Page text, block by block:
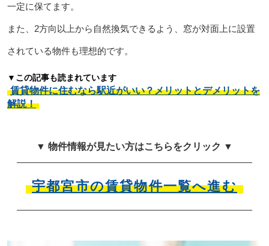
一定に保てます。
また、2方向以上から自然換気できるよう、窓が対面上に設置
されている物件も理想的です。
▼この記事も読まれています
賃貸物件に住むなら駅近がいい？メリットとデメリットを
解説！
▼ 物件情報が見たい方はこちらをクリック ▼
宇都宮市の賃貸物件一覧へ進む